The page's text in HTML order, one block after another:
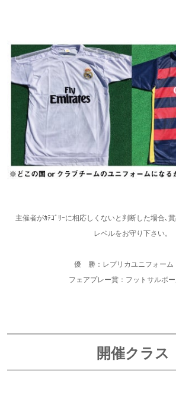
主催者がｶﾃｺﾞﾘｰに相応しくないと判断した場合､
レベルをお守り下さい。
優 勝：レプリカユニフォー
フェアプレー賞：フットサルボ
開催クラス